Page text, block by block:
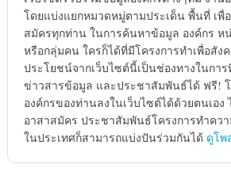
โดยแบ่งแยกหมวดหมู่ตามประเด็น พื้นที่ เพื่
สมัครทุกท่าน ในการค้นหาข้อมูล องค์กร ห
หรือกลุ่มคน ใครก็ได้ที่มีโครงการทำเพื่อสัง
ประโยชน์จากเว็บไซต์นี้เป็นช่องทางในกา
ข่าวสารข้อมูล และประชาสัมพันธ์ได้ ฟรี!
องค์กรของท่านลงในเว็บไซต์ได้ด้วยตนเอง
อาสาสมัคร ประชาสัมพันธ์โครงการทำคว
ในประเทศก็สามารถแบ่งปันร่วมกันได้ ดูโพ